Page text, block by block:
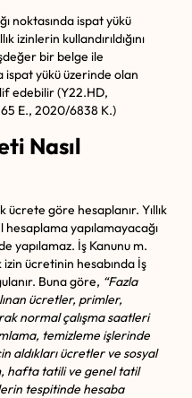
noktasında ispat yükü
izinlerin kullandırıldığını
bir belge ile
ispat yükü üzerinde olan
edebilir (Y22.HD,
E., 2020/6838 K.)
Nasıl
ücrete göre hesaplanır. Yıllık
yapılamayacağı
yapılamaz. İş Kanunu m.
izin ücretinin hesabında İş
Buna göre, “Fazla
ücretler, primler,
normal çalışma saatleri
temizleme işlerinde
aldıkları ücretler ve sosyal
hafta tatili ve genel tatil
tespitinde hesaba